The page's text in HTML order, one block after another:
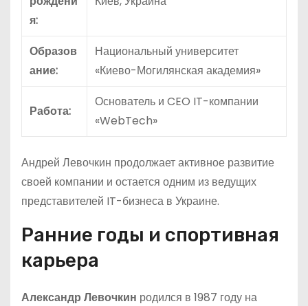
я:
Образов
ание:
Национальный университет
«Киево-Могилянская академия»
Работа:
Основатель и CEO IT-компании
«WebTech»
Андрей Левочкин продолжает активное развитие
своей компании и остается одним из ведущих
представителей IT-бизнеса в Украине.
Ранние годы и спортивная
карьера
Александр Левочкин родился в 1987 году на